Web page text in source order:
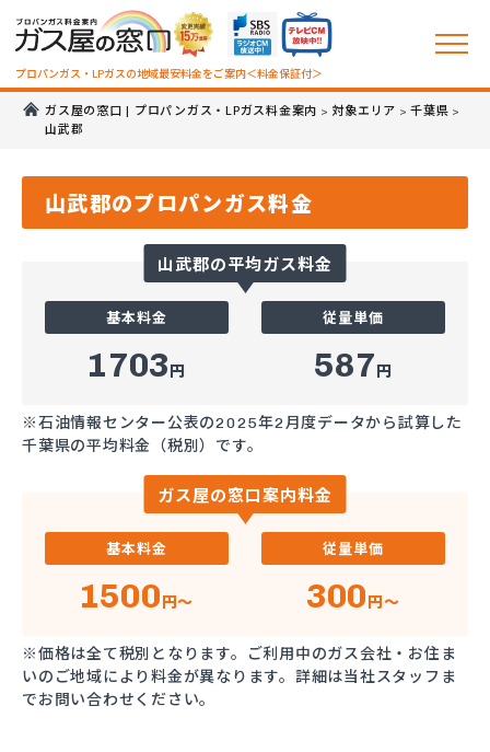
プロパンガス・LPガスの地域最安料金をご案内＜料金保証付＞
ガス屋の窓口 | プロパンガス・LPガス料金案内 > 対象エリア >千葉県 >
山武郡
山武郡のプロパンガス料金
山武郡の平均ガス料金
基本料金
1703円
従量単価
587円
※石油情報センター公表の2025年2月度データから試算した
千葉県の平均料金（税別）です。
ガス屋の窓口案内料金
基本料金
1500円～
従量単価
300円～
※価格は全て税別となります。ご利用中のガス会社・お住ま
いのご地域により料金が異なります。詳細は当社スタッフま
でお問い合わせください。